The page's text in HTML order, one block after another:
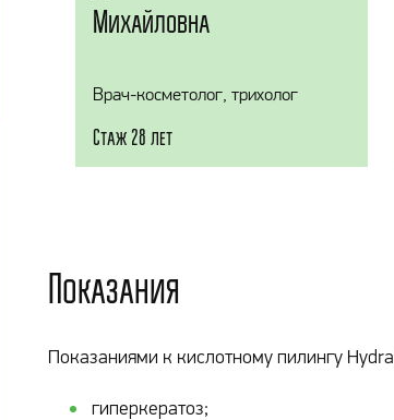
Михайловна
Врач-косметолог, трихолог
Стаж 28 лет
Показания
Показаниями к кислотному пилингу
гиперкератоз;